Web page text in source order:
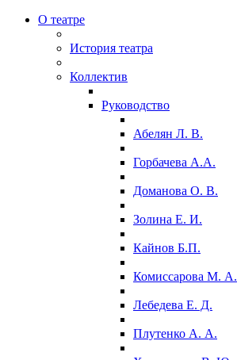
О театре
История театра
Коллектив
Руководство
Абелян Л. В.
Горбачева А.А.
Доманова О. В.
Золина Е. И.
Кайнов Б.П.
Комиссарова М. А.
Лебедева Е. Д.
Плутенко А. А.